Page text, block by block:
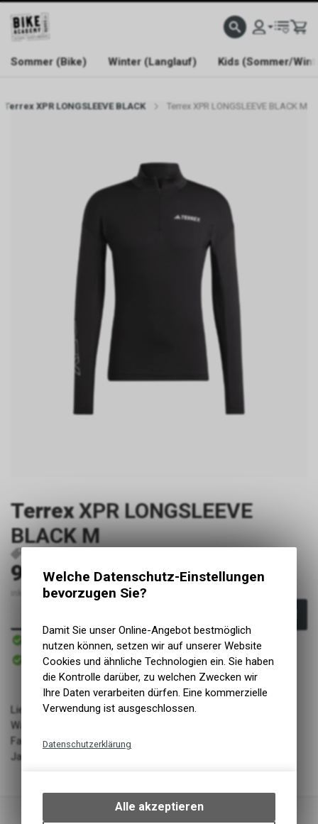
WELCOME TO BIKE ACADEMY
Sommer (Bike) Winter (Langlauf) Kids (Sommer/
Terrex XPR LONGSLEEVE BLACK Terrex XPR LONGSLEEVE BLACK M
Terrex XPR LONGSLEEVE
BLACK M
90.00CHF
inkl. MwSt., zzgl. Versandkosten
Sofort verfügbar
Versand
Sofort abholbar
Abholung BIKE ACADEMY DAVOS
Lieferant: Adidas
Warengruppe: LL - Bekleidung
Farbe: Schwarz
Jahrgang: FW 23/24
Welche Datenschutz-Einstellungen
bevorzugen Sie?
Damit Sie unser Online-Angebot bestmöglich
nutzen können, setzen wir auf unserer Website
Cookies und ähnliche Technologien ein. Sie haben
die Kontrolle darüber, zu welchen Zwecken wir
Ihre Daten verarbeiten dürfen. Eine kommerzielle
Verwendung ist ausgeschlossen.
Datenschutzerklärung
bestimmte Interaktionen und
Einstellungen auf Ihrem Gerät,
Alle akzeptieren